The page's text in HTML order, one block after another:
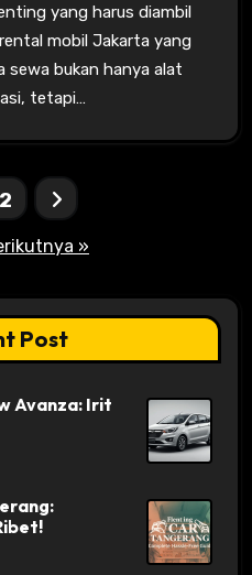
yang harus diambil
mobil Jakarta yang
sewa bukan hanya alat
tetapi…
2
»
Post
Avanza: Irit